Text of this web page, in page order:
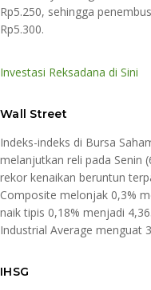
Rp5.250, sehingga
Rp5.300.
Investasi Reksadana di Sini
Wall Street
Indeks-indeks di Bursa
melanjutkan reli pada Senin
rekor kenaikan beruntun
Composite melonjak 0,3%
naik tipis 0,18% menjadi
Industrial Average menguat
IHSG